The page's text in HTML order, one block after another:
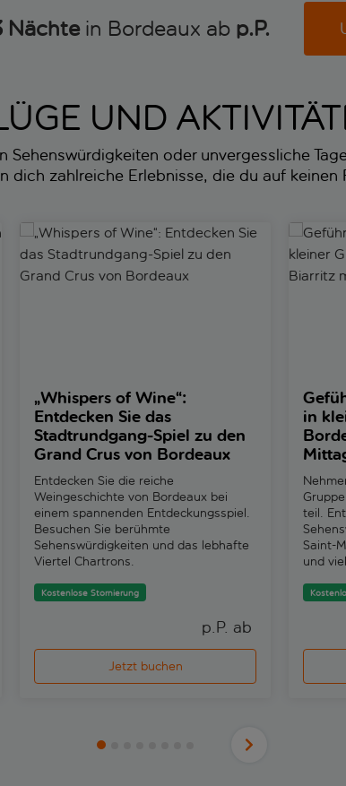
Nächtein Bordeaux ab p.P.
UND
Sehenswürdigkeiten oder unvergessliche
dich zahlreiche Erlebnisse, die du auf keinen
Newton“ in Saint-Émilion
„Whispers of Wine“: Entdecken Sie das
„Whispers of Wine“:
Entdecken Sie das
Stadtrundgang-Spiel zu den
Grand Crus von Bordeaux
Entdecken Sie die reiche
Weingeschichte von Bordeaux bei
einem spannenden Entdeckungsspiel.
Besuchen Sie berühmte
Sehenswürdigkeiten und das lebhafte
Viertel Chartrons.
Kostenlose Stornierung
p.P. ab
Jetzt buchen
in
teil.
Saint-
und